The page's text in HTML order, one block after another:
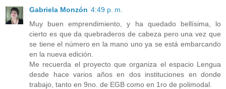
Gabriela Monzón 4:49 p. m.
Muy buen emprendimiento, y ha quedado bellísima, lo
cierto es que da quebraderos de cabeza pero una vez que
se tiene el número en la mano uno ya se está embarcando
en la nueva edición.
Me recuerda el proyecto que organiza el espacio Lengua
desde hace varios años en dos instituciones en donde
trabajo, tanto en 9no. de EGB como en 1ro de polimodal.